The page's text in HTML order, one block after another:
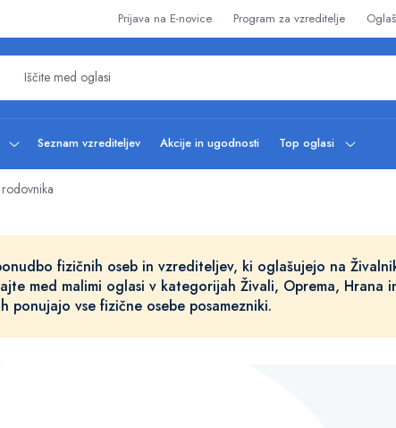
Prijava na E-novice Program za vzreditelje
Seznam vzrediteljev Akcije in ugodnosti Top oglasi
fizičnih oseb in vzrediteljev, ki oglašujejo na
med malimi oglasi v kategorijah Živali, Oprema, Hrana
ponujajo vse fizične osebe posamezniki.